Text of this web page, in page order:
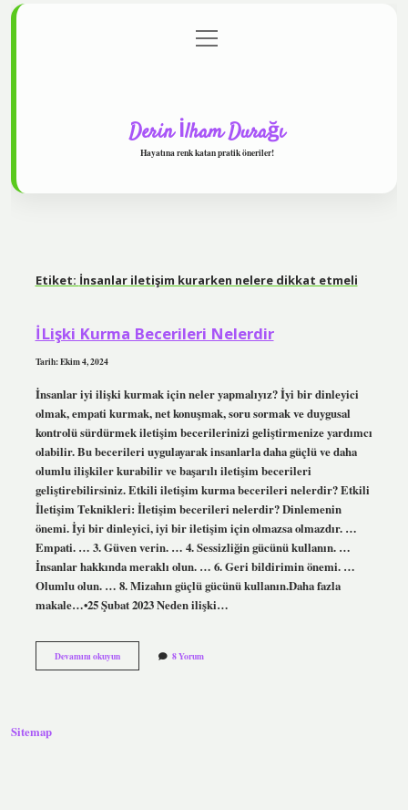
Gizlilik Politikası
menüyü
aç
Derin İlham Durağı
Hayatına renk katan pratik öneriler!
Etiket: İnsanlar iletişim kurarken nelere dikkat etmeli
İLişki Kurma Becerileri Nelerdir
Tarih: Ekim 4, 2024
İnsanlar iyi ilişki kurmak için neler yapmalıyız? İyi bir dinleyici
olmak, empati kurmak, net konuşmak, soru sormak ve duygusal
kontrolü sürdürmek iletişim becerilerinizi geliştirmenize yardımcı
olabilir. Bu becerileri uygulayarak insanlarla daha güçlü ve daha
olumlu ilişkiler kurabilir ve başarılı iletişim becerileri
geliştirebilirsiniz. Etkili iletişim kurma becerileri nelerdir? Etkili
İletişim Teknikleri: İletişim becerileri nelerdir? Dinlemenin
önemi. İyi bir dinleyici, iyi bir iletişim için olmazsa olmazdır. …
Empati. … 3. Güven verin. … 4. Sessizliğin gücünü kullanın. …
İnsanlar hakkında meraklı olun. … 6. Geri bildirimin önemi. …
Olumlu olun. … 8. Mizahın güçlü gücünü kullanın.Daha fazla
makale…•25 Şubat 2023 Neden ilişki…
Devamını okuyunİLişki
Kurma
8 Yorum
Sitemap